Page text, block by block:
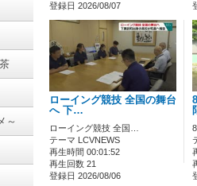
～
登録日 2026/08/07
ローイング競技 全国の舞台
へ 下…
ローイング競技 全国…
テーマ LCVNEWS
再生時間 00:01:52
再生回数 21
登録日 2026/08/06